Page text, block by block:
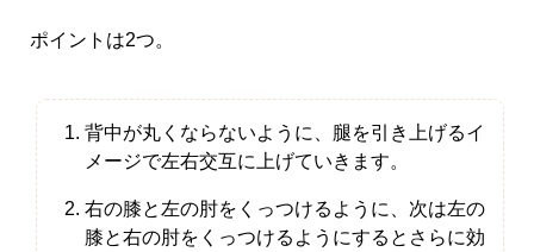
ポイントは2つ。
背中が丸くならないように、腿を引き上げるイ
メージで左右交互に上げていきます。
右の膝と左の肘をくっつけるように、次は左の
膝と右の肘をくっつけるようにするとさらに効